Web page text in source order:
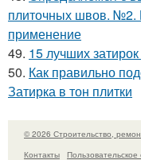
плиточных швов. №2.
применение
49. 15 лучших
50. Как правильно
Затирка в тон плитки
© 2026 Строительство,
Контакты